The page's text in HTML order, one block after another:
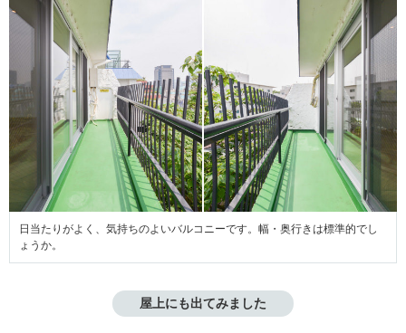
日当たりがよく、気持ちのよいバルコニーです。幅・奥行きは標準的でし
ょうか。
屋上にも出てみました